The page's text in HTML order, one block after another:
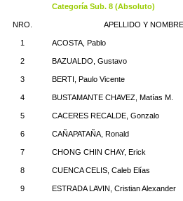
Categoría Sub. 8 (Absoluto)
NRO. APELLIDO Y NOMBRE
1 ACOSTA, Pablo
2 BAZUALDO, Gustavo
3 BERTI, Paulo Vicente
4 BUSTAMANTE CHAVEZ, Matías M.
5 CACERES RECALDE, Gonzalo
6 CAÑAPATAÑA, Ronald
7 CHONG CHIN CHAY, Erick
8 CUENCA CELIS, Caleb Elías
9 ESTRADA LAVIN, Cristian Alexander